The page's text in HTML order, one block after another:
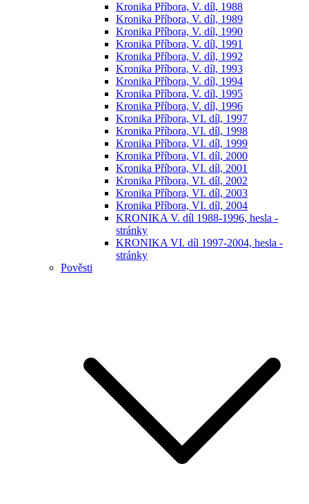
Kronika Příbora, V. díl, 1988
Kronika Příbora, V. díl, 1989
Kronika Příbora, V. díl, 1990
Kronika Příbora, V. díl, 1991
Kronika Příbora, V. díl, 1992
Kronika Příbora, V. díl, 1993
Kronika Příbora, V. díl, 1994
Kronika Příbora, V. díl, 1995
Kronika Příbora, V. díl, 1996
Kronika Příbora, VI. díl, 1997
Kronika Příbora, VI. díl, 1998
Kronika Příbora, VI. díl, 1999
Kronika Příbora, VI. díl, 2000
Kronika Příbora, VI. díl, 2001
Kronika Příbora, VI. díl, 2002
Kronika Příbora, VI. díl, 2003
Kronika Příbora, VI. díl, 2004
KRONIKA V. díl 1988-1996, hesla -
stránky
KRONIKA VI. díl 1997-2004, hesla -
stránky
Pověsti